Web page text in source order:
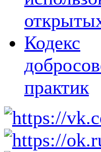
Кодекс
практик